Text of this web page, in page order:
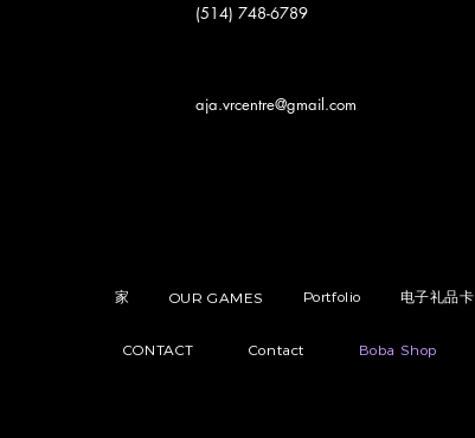
(514) 748-6789
aja.vrcentre@gmail.com
家 OUR GAMES Portfolio 电子礼品卡
CONTACT Contact Boba Shop